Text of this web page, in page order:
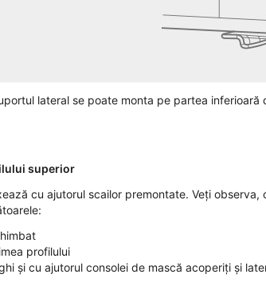
lateral se poate monta pe partea
superior
cu ajutorul scailor premontate. Veți
profilului
și cu ajutorul consolei de mască acoperiți și